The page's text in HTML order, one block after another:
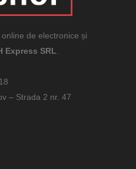
de electronice și
Express SRL
– Strada 2 nr. 47